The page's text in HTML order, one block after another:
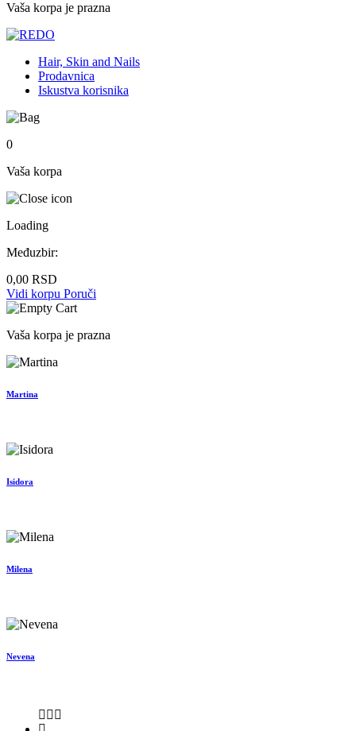
Vaša korpa je prazna
Hair, Skin and Nails
Prodavnica
Iskustva korisnika
0
Vaša korpa
Loading
Međuzbir:
0,00 RSD
Vidi korpu Poruči
Vaša korpa je prazna
Martina
Isidora
Milena
Nevena